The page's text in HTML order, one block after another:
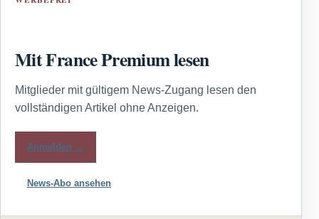
Mit France Premium lesen
Mitglieder mit gültigem News-Zugang lesen den
vollständigen Artikel ohne Anzeigen.
Anmelden →
News-Abo ansehen